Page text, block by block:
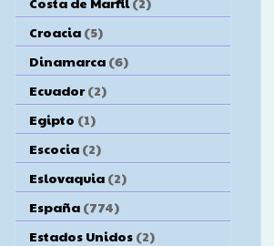
Croacia (5)
Dinamarca (6)
Ecuador (2)
Egipto (1)
Escocia (2)
Eslovaquia (2)
España (774)
Estados Unidos (2)